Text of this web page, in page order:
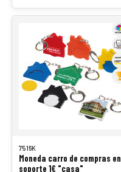
7516K
Moneda carro de compras en
soporte 1€ "casa"